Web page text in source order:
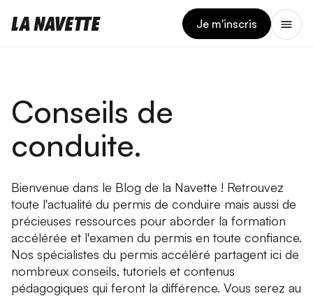
Je m'inscris
Conseils de
conduite.
Bienvenue dans le Blog de la Navette ! Retrouvez
toute l'actualité du permis de conduire mais aussi de
précieuses ressources pour aborder la formation
accélérée et l'examen du permis en toute confiance.
Nos spécialistes du permis accéléré partagent ici de
nombreux conseils, tutoriels et contenus
pédagogiques qui feront la différence. Vous serez au